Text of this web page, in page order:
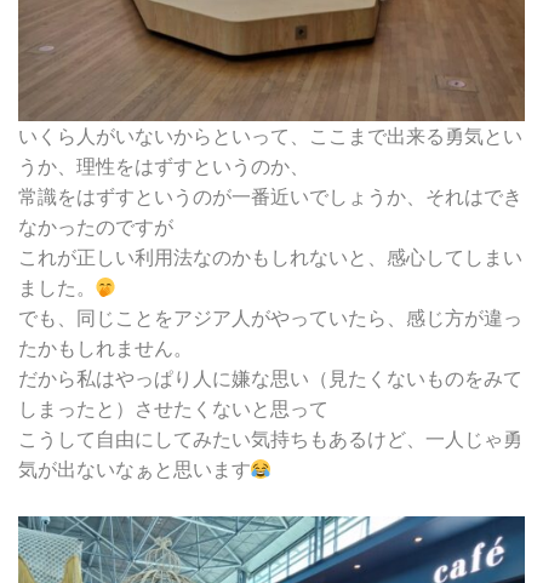
いくら人がいないからといって、ここまで出来る勇気とい
うか、理性をはずすというのか、
常識をはずすというのが一番近いでしょうか、それはでき
なかったのですが
これが正しい利用法なのかもしれないと、感心してしまい
ました。
でも、同じことをアジア人がやっていたら、感じ方が違っ
たかもしれません。
だから私はやっぱり人に嫌な思い（見たくないものをみて
しまったと）させたくないと思って
こうして自由にしてみたい気持ちもあるけど、一人じゃ勇
気が出ないなぁと思います